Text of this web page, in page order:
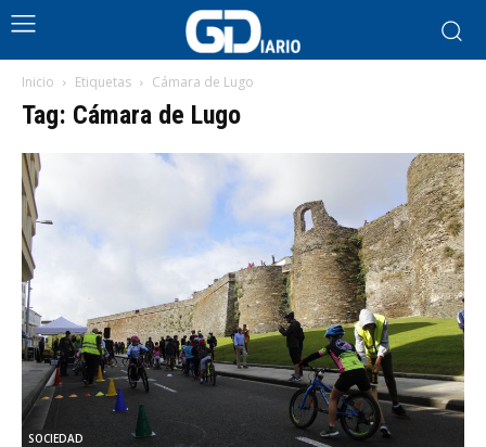
Inicio Etiquetas Cámara de Lugo
Tag: Cámara de Lugo
SOCIEDAD